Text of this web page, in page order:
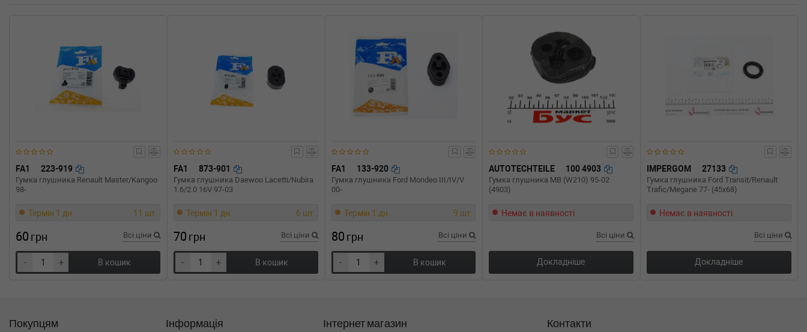
Об'єм: 250cc, Потужність: 340HP)
FA1 223-919
Гумка глушника Renault Master/Kangoo
98-
Термін 1 дн. 11 шт.
60 грн Всі ціни
- + В кошик
FA1 873-901
Гумка глушника Daewoo Lacetti/Nubira
1.6/2.0 16V 97-03
Термін 1 дн. 6 шт.
70 грн Всі ціни
- + В кошик
FA1 133-920
Гумка глушника Ford Mondeo III/IV/V
00-
Термін 1 дн. 9 шт.
80 грн Всі ціни
- + В кошик
AUTOTECHTEILE 100 4903
Гумка глушника MB (W210) 95-02
(4903)
Немає в наявності
Всі ціни
Докладніше
IMPERGOM 27133
Гумка глушника Ford Transit/Renault
Trafic/Megane 77- (45x68)
Немає в наявності
Всі ціни
Докладніше
Покупцям Інформація Інтернет магазин Контакти